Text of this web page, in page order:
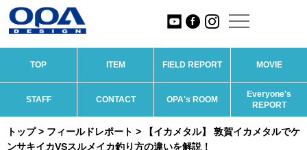
TOP ITEM FIELD REPORT MOVIE
STAFF CONTACT OPA's ROOM
Everyone's
REPORT
トップ> フィールドレポート > 【イカメタル】 敦賀イカメタルでケ
ンサキイカVSスルメイカ釣り方の違いを解説！